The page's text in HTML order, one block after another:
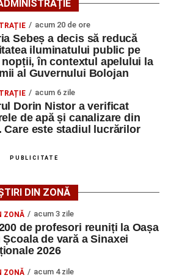
a decis să reducă intensitatea
pe timpul nopții, în contextul
al Guvernului Bolojan
2026, Râpa Roșie găzduiește
a concursului „CicloAventurier
din cadrul String Symphonic Camp
și aplauze la Sebeș
au susținut un recital apreciat de
depusă în cadrul taberei, iar
prestațiile cu aplauze îndelungate.
acum 20 de ore
Sebeș a decis să reducă
iluminatului public pe
în contextul apelului la
al Guvernului Bolojan
acum 6 zile
Dorin Nistor a verificat
de apă și canalizare din
Care este stadiul lucrărilor
PUBLICITATE
DIN ZONĂ
ZONĂ acum 3 zile
de profesori reuniți la Oașa
Școala de vară a Sinaxei
2026
ZONĂ acum 4 zile